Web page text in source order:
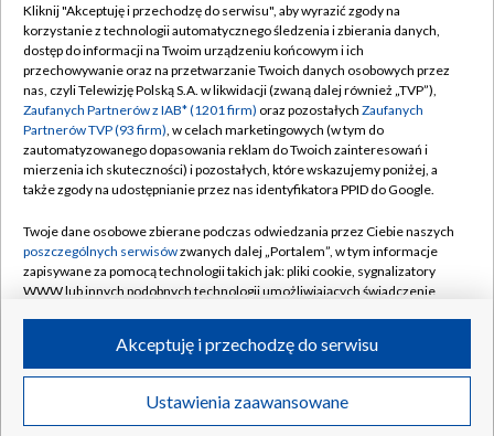
TVP
Abonament TVP
Emisja w TVP
Centrum informacji TVP
Naziemna Telewizja Cyfrowa
Rada Programowa
System NOS
Informacje o nadawcy
Program dla prasy
Ogłoszenie przetargowe
Regulamin TVP
Polityka prywatności
Moje zgody
Pomoc
Kontakt
Kanały
©2026 Telewizja Polska S.A. w likwidacji
Kliknij "Akceptuję i przechodzę do serwisu", aby wyrazić zgody na
korzystanie z technologii automatycznego śledzenia i zbierania danych,
dostęp do informacji na Twoim urządzeniu końcowym i ich
przechowywanie oraz na przetwarzanie Twoich danych osobowych przez
nas, czyli Telewizję Polską S.A. w likwidacji (zwaną dalej również „TVP”),
Zaufanych Partnerów z IAB* (1201 firm) oraz pozostałych Zaufanych
Partnerów TVP (93 firm), w celach marketingowych (w tym do
zautomatyzowanego dopasowania reklam do Twoich zainteresowań i
mierzenia ich skuteczności) i pozostałych, które wskazujemy poniżej, a
także zgody na udostępnianie przez nas identyfikatora PPID do Google.
Twoje dane osobowe zbierane podczas odwiedzania przez Ciebie naszych
poszczególnych serwisówzwanych dalej „Portalem”, w tym informacje
zapisywane za pomocą technologii takich jak: pliki cookie, sygnalizatory
WWW lub innych podobnych technologii umożliwiających świadczenie
ruchu w Internecie.
Twoje dane osobowe zbierane podczas odwiedzania przez Ciebie
poszczególnych serwisówna Portalu, takie jak adresy IP, identyfikatory
Ustawienia zaawansowane
Akceptuję i przechodzę do serwisu